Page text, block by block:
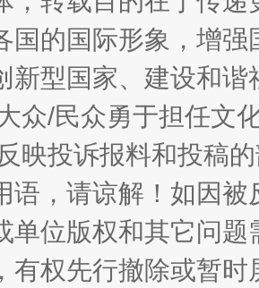
力责任有效落实 一纸欠
国的国际形象，增
新型国家、建设和
众/民众勇于担任文
映投诉报料和投稿
语，请谅解！如因
单位版权和其它问题
有权先行撤除或暂